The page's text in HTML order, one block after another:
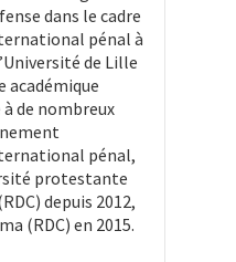
dans le cadre
pénal à
de Lille
académique
de nombreux
pénal,
protestante
depuis 2012,
(RDC) en 2015.